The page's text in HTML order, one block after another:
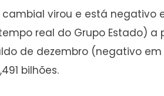
virou e está negativo
real do Grupo Estado)
de dezembro (negativo
bilhões.